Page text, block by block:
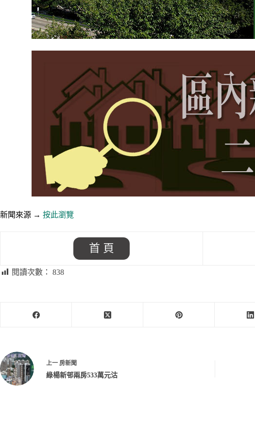
新聞來源 → 按此瀏覽
首 頁
閱讀次數： 838
上一 房新聞
綠楊新邨兩房533萬元沽